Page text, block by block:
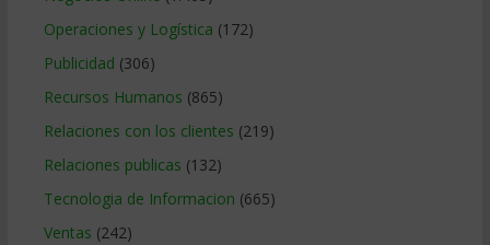
Operaciones y Logística (172)
Publicidad (306)
Recursos Humanos (865)
Relaciones con los clientes (219)
Relaciones publicas (132)
Tecnologia de Informacion (665)
Ventas (242)